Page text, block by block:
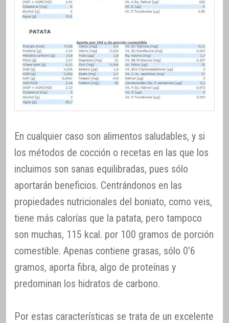
En cualquier caso son alimentos saludables, y si
los métodos de cocción o recetas en las que los
incluimos son sanas equilibradas, pues sólo
aportarán beneficios. Centrándonos en las
propiedades nutricionales del boniato, como veis,
tiene más calorías que la patata, pero tampoco
son muchas, 115 kcal. por 100 gramos de porción
comestible. Apenas contiene grasas, sólo 0’6
gramos, aporta fibra, algo de proteínas y
predominan los hidratos de carbono.
Por estas características se trata de un excelente